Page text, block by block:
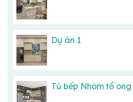
Dự án 1
Tủ bếp Nhôm tổ